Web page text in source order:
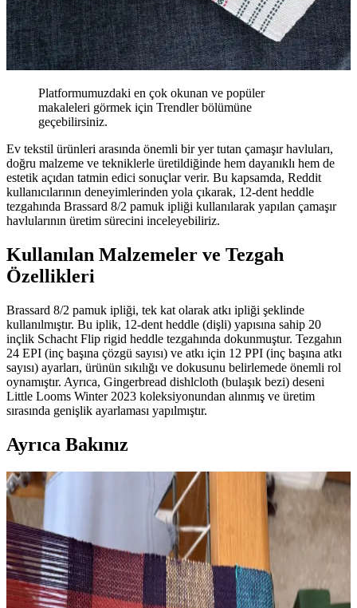
Platformumuzdaki en çok okunan ve popüler
makaleleri görmek için Trendler bölümüne
geçebilirsiniz.
Ev tekstil ürünleri arasında önemli bir yer tutan çamaşır havluları,
doğru malzeme ve tekniklerle üretildiğinde hem dayanıklı hem de
estetik açıdan tatmin edici sonuçlar verir. Bu kapsamda, Reddit
kullanıcılarının deneyimlerinden yola çıkarak, 12-dent heddle
tezgahında Brassard 8/2 pamuk ipliği kullanılarak yapılan çamaşır
havlularının üretim sürecini inceleyebiliriz.
Kullanılan Malzemeler ve Tezgah
Özellikleri
Brassard 8/2 pamuk ipliği, tek kat olarak atkı ipliği şeklinde
kullanılmıştır. Bu iplik, 12-dent heddle (dişli) yapısına sahip 20
inçlik Schacht Flip rigid heddle tezgahında dokunmuştur. Tezgahın
24 EPI (inç başına çözgü sayısı) ve atkı için 12 PPI (inç başına atkı
sayısı) ayarları, ürünün sıkılığı ve dokusunu belirlemede önemli rol
oynamıştır. Ayrıca, Gingerbread dishlcloth (bulaşık bezi) deseni
Little Looms Winter 2023 koleksiyonundan alınmış ve üretim
sırasında genişlik ayarlaması yapılmıştır.
Ayrıca Bakınız
Overshot Tekniğiyle Dokunmuş Antika Örtüler:
Tarihi, Özellikleri ve Bakım Yöntemleri
Overshot dokuma, 1800'lerden itibaren Amerikan kültüründe önemli
bir yer tutan el dokuması antika örtülerde kullanılan karmaşık bir
tekniktir. Bu örtülerin tarihçesi, özellikleri ve korunma yöntemleri
detaylı şekilde ele alınmaktadır.